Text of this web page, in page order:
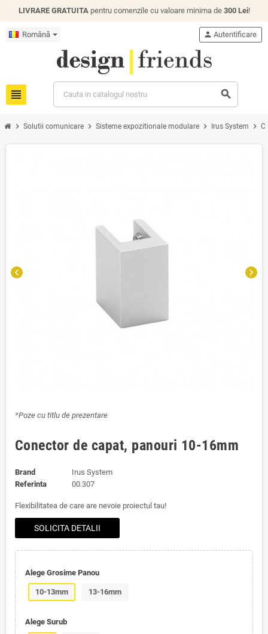
LIVRARE GRATUITApentru comenzile cu valoare minima de 300 Lei!
Română
view_headline search
person Autentificare
chevron_right Solutii comunicare chevron_right Sisteme expozitionale modulare chevron_right Irus System chevron_right
chevron_left chevron_right
*Poze cu titlu de prezentare
Conector de capat, panouri 10-16mm
Brand
Irus System
Referinta
00.307
Flexibilitatea de care are nevoie proiectul tau!
SOLICITA DETALII
Alege Grosime Panou
10-13mm 13-16mm
Alege Surub